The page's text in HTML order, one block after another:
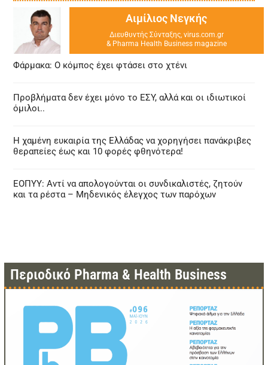
Αιμίλιος Νεγκής
Διευθυντής Σύνταξης, virus.com.gr
& Pharma Health Business magazine
Φάρμακα: Ο κόμπος έχει φτάσει στο χτένι
Προβλήματα δεν έχει μόνο το ΕΣΥ, αλλά και οι ιδιωτικοί
όμιλοι..
Η χαμένη ευκαιρία της Ελλάδας να χορηγήσει πανάκριβες
θεραπείες έως και 10 φορές φθηνότερα!
ΕΟΠΥΥ: Αντί να απολογούνται οι συνδικαλιστές, ζητούν
και τα ρέστα – Μηδενικός έλεγχος των παρόχων
Περιοδικό Pharma & Health Business